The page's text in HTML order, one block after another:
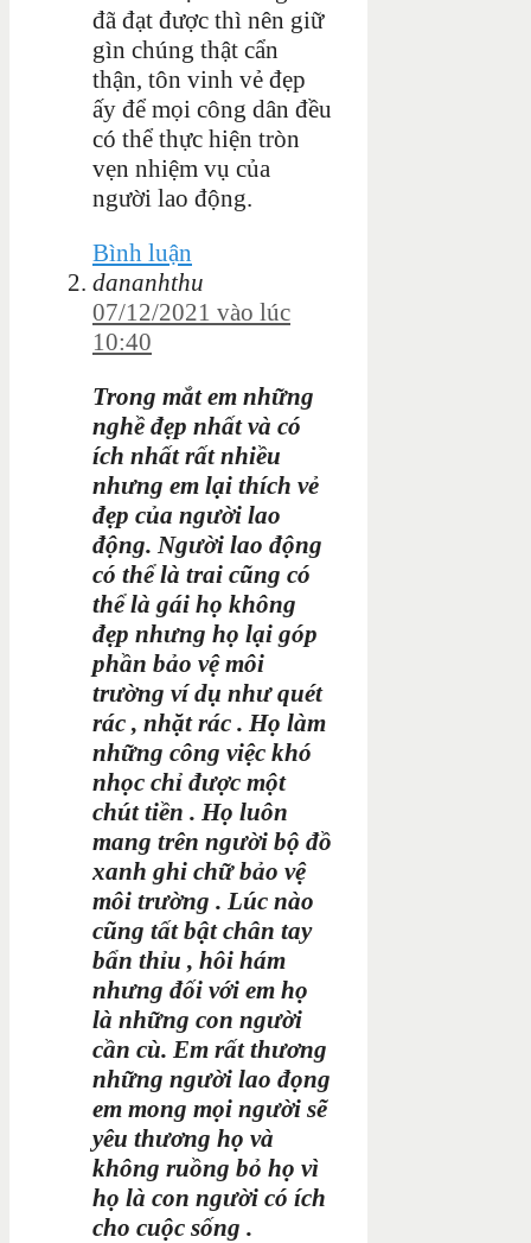
đã đạt được thì nên giữ
gìn chúng thật cẩn
thận, tôn vinh vẻ đẹp
ấy để mọi công dân đều
có thể thực hiện tròn
vẹn nhiệm vụ của
người lao động.
Bình luận
dananhthu
07/12/2021 vào lúc
10:40
Trong mắt em những
nghề đẹp nhất và có
ích nhất rất nhiều
nhưng em lại thích vẻ
đẹp của người lao
động. Người lao động
có thể là trai cũng có
thể là gái họ không
đẹp nhưng họ lại góp
phần bảo vệ môi
trường ví dụ như quét
rác , nhặt rác . Họ làm
những công việc khó
nhọc chỉ được một
chút tiền . Họ luôn
mang trên người bộ đồ
xanh ghi chữ bảo vệ
môi trường . Lúc nào
cũng tất bật chân tay
bẩn thỉu , hôi hám
nhưng đối với em họ
là những con người
cần cù. Em rất thương
những người lao đọng
em mong mọi người sẽ
yêu thương họ và
không ruồng bỏ họ vì
họ là con người có ích
cho cuộc sống .